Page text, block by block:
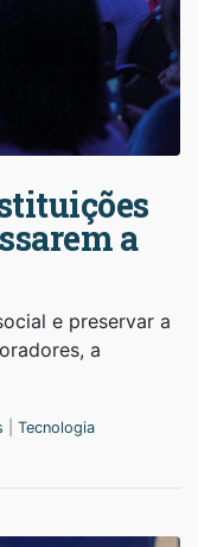
a
e preservar a
a
Tecnologia